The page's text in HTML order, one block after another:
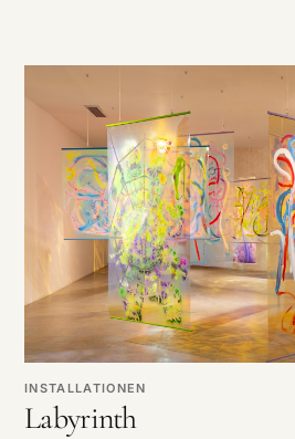
INSTALLATIONEN
Labyrinth